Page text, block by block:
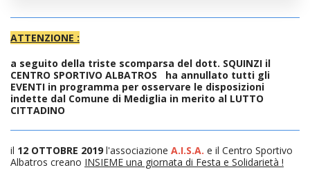
ATTENZIONE :
a seguito della triste scomparsa del dott. SQUINZI il
CENTRO SPORTIVO ALBATROS ha annullato tutti gli
EVENTI in programma per osservare le disposizioni
indette dal Comune di Mediglia in merito al LUTTO
CITTADINO
il 12 OTTOBRE 2019 l'associazione A.I.S.A. e il Centro Sportivo
Albatros creano INSIEME una giornata di Festa e Solidarietà !